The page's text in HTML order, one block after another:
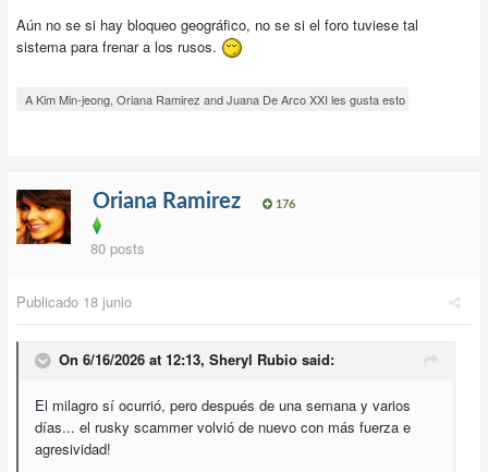
Aún no se si hay bloqueo geográfico, no se si el foro tuviese tal
sistema para frenar a los rusos.
A Kim Min-jeong, Oriana Ramirez and Juana De Arco XXI les gusta esto
Oriana Ramirez 176
80 posts
Publicado 18 junio
On 6/16/2026 at 12:13, Sheryl Rubio said:
El milagro sí ocurrió, pero después de una semana y varios
días... el rusky scammer volvió de nuevo con más fuerza e
agresividad!